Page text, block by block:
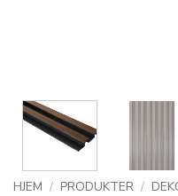
HJEM / PRODUKTER /